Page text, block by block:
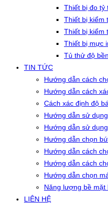
Thiết bị đo tỷ
Thiết bị kiểm
Thiết bị kiểm
Thiết bị mực
Tủ thử độ
TIN TỨC
Hướng dẫn cách
Hướng dẫn cách
Cách xác định độ
Hướng dẫn sử
Hướng dẫn sử
Hướng dẫn chọn
Hướng dẫn cách
Hướng dẫn cách
Hướng dẫn chọn
Năng lượng bề mặt
LIÊN HỆ